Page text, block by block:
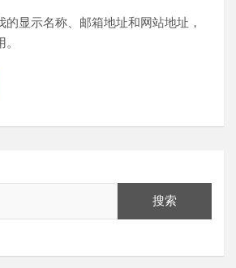
显示名称、邮箱地址和网站地址，
搜索